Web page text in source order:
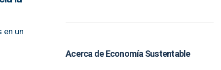
un
Acerca de Economía Sustentable